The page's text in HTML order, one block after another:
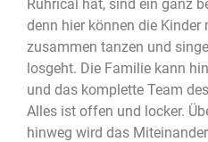
Ruhrical hat, sind ein ganz
denn hier können die
zusammen tanzen und
losgeht. Die Familie kann
und das komplette Team
Alles ist offen und locker.
hinweg wird das